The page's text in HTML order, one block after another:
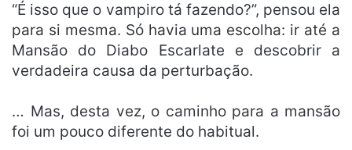
“É isso que o vampiro tá fazendo?”, pensou ela
para si mesma. Só havia uma escolha: ir até a
Mansão do Diabo Escarlate e descobrir a
verdadeira causa da perturbação.
… Mas, desta vez, o caminho para a mansão
foi um pouco diferente do habitual.